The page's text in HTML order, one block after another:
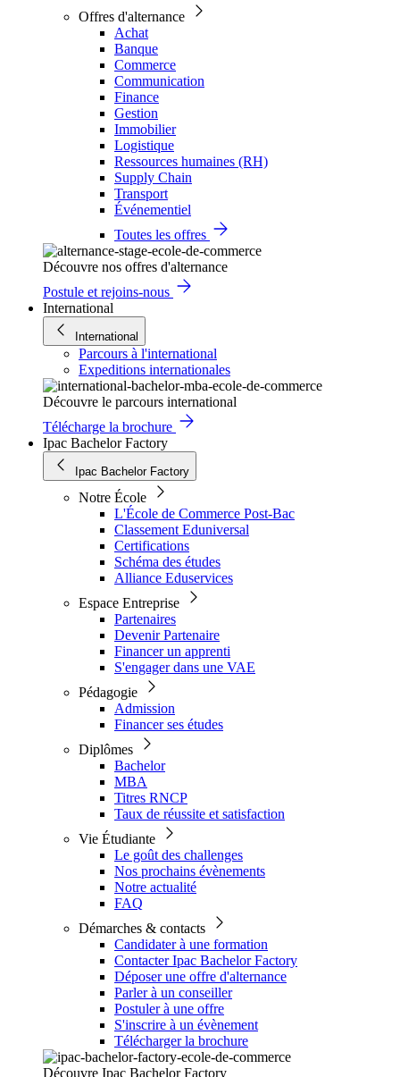
Offres d'alternance
Achat
Banque
Commerce
Communication
Finance
Gestion
Immobilier
Logistique
Ressources humaines (RH)
Supply Chain
Transport
Événementiel
Toutes les offres
Découvre nos offres d'alternance
Postule et rejoins-nous
International
International
Parcours à l'international
Expeditions internationales
Découvre le parcours international
Télécharge la brochure
Ipac Bachelor Factory
Ipac Bachelor Factory
Notre École
L'École de Commerce Post-Bac
Classement Eduniversal
Certifications
Schéma des études
Alliance Eduservices
Espace Entreprise
Partenaires
Devenir Partenaire
Financer un apprenti
S'engager dans une VAE
Pédagogie
Admission
Financer ses études
Diplômes
Bachelor
MBA
Titres RNCP
Taux de réussite et satisfaction
Vie Étudiante
Le goût des challenges
Nos prochains évènements
Notre actualité
FAQ
Démarches & contacts
Candidater à une formation
Contacter Ipac Bachelor Factory
Déposer une offre d'alternance
Parler à un conseiller
Postuler à une offre
S'inscrire à un évènement
Télécharger la brochure
Découvre Ipac Bachelor Factory